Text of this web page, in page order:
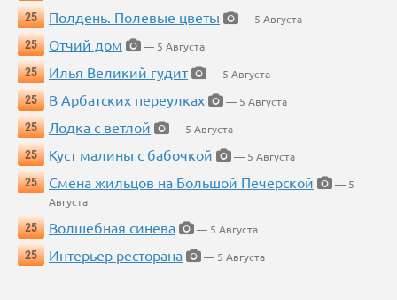
25
Полдень. Полевые цветы
— 5 Августа
25
Отчий дом
— 5 Августа
25
Илья Великий гудит
— 5 Августа
25
В Арбатских переулках
— 5 Августа
25
Лодка с ветлой
— 5 Августа
25
Куст малины с бабочкой
— 5 Августа
25
Смена жильцов на Большой Печерской
— 5
Августа
25
Волшебная синева
— 5 Августа
25
Интерьер ресторана — 5 Августа